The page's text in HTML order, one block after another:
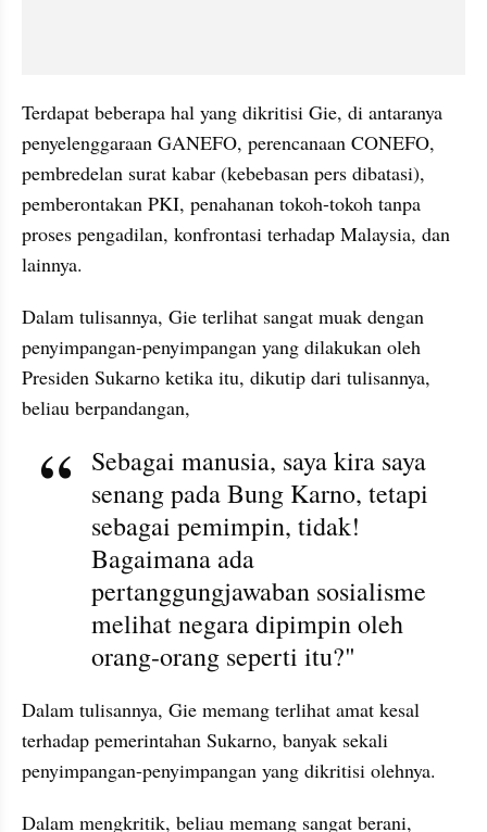
Terdapat beberapa hal yang dikritisi Gie, di antaranya
penyelenggaraan GANEFO, perencanaan CONEFO,
pembredelan surat kabar (kebebasan pers dibatasi),
pemberontakan PKI, penahanan tokoh-tokoh tanpa
proses pengadilan, konfrontasi terhadap Malaysia, dan
lainnya.
Dalam tulisannya, Gie terlihat sangat muak dengan
penyimpangan-penyimpangan yang dilakukan oleh
Presiden Sukarno ketika itu, dikutip dari tulisannya,
beliau berpandangan,
Sebagai manusia, saya kira saya
senang pada Bung Karno, tetapi
sebagai pemimpin, tidak!
Bagaimana ada
pertanggungjawaban sosialisme
melihat negara dipimpin oleh
orang-orang seperti itu?"
Dalam tulisannya, Gie memang terlihat amat kesal
terhadap pemerintahan Sukarno, banyak sekali
penyimpangan-penyimpangan yang dikritisi olehnya.
Dalam mengkritik, beliau memang sangat berani,